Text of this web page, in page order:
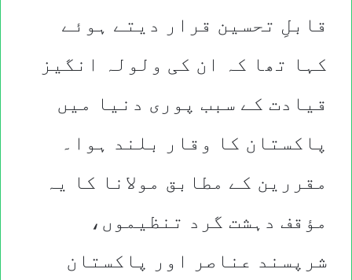
قابلِ تحسین قرار دیتے ہوئے
کہا تھا کہ ان کی ولولہ انگیز
قیادت کے سبب پوری دنیا میں
پاکستان کا وقار بلند ہوا۔
مقررین کے مطابق مولانا کا یہ
مؤقف دہشت گرد تنظیموں،
شرپسند عناصر اور پاکستان